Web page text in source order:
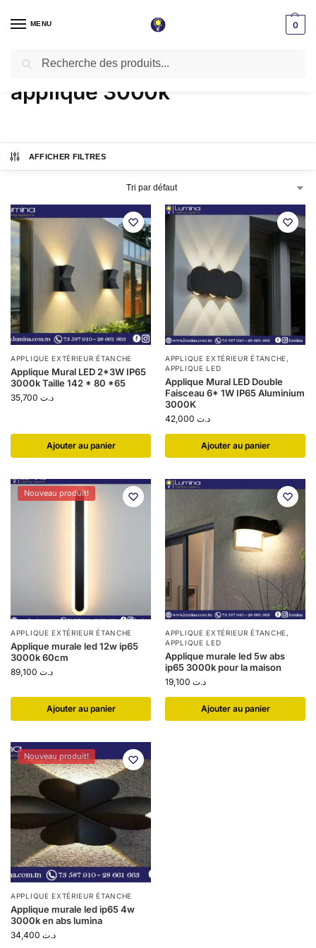
MENU 0
Accueil / Produits identifiés “applique 3000k”
applique 3000k
AFFICHER FILTRES
APPLIQUE EXTÉRIEUR ÉTANCHE
Applique Mural LED 2*3W IP65
3000k Taille 142 * 80 *65
د.ت
Ajouter au panier
APPLIQUE EXTÉRIEUR ÉTANCHE,
APPLIQUE LED
Applique Mural LED Double
Faisceau 6* 1W IP65 Aluminium
3000K
د.ت
Ajouter au panier
Nouveau produit!
APPLIQUE EXTÉRIEUR ÉTANCHE
Applique murale led 12w ip65
3000k 60cm
د.ت
Ajouter au panier
APPLIQUE EXTÉRIEUR ÉTANCHE,
APPLIQUE LED
Applique murale led 5w abs
ip65 3000k pour la maison
د.ت
Ajouter au panier
Nouveau produit!
APPLIQUE EXTÉRIEUR ÉTANCHE
Applique murale led ip65 4w
3000k en abs lumina
د.ت